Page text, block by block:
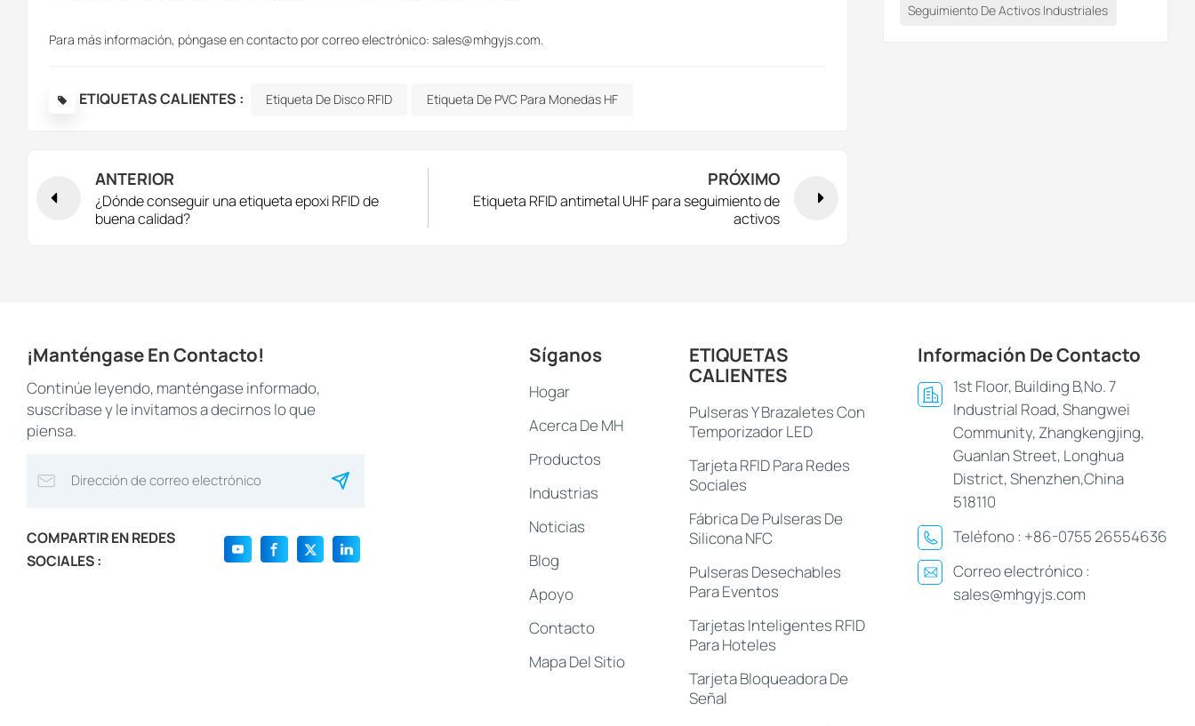
Seguimiento De Activos Industriales
Para más información, póngase en contacto por correo electrónico: sales@mhgyjs.com.
ETIQUETAS CALIENTES : Etiqueta De Disco RFID Etiqueta De PVC Para Monedas HF
ANTERIOR
¿Dónde conseguir una etiqueta epoxi RFID de
buena calidad?
PRÓXIMO
Etiqueta RFID antimetal UHF para seguimiento de
activos
¡Manténgase En Contacto!
Continúe leyendo, manténgase informado,
suscríbase y le invitamos a decirnos lo que
piensa.
COMPARTIR EN REDES
SOCIALES :
Información De Contacto
1st Floor, Building B,No. 7
Industrial Road, Shangwei
Community, Zhangkengjing,
Guanlan Street, Longhua
District, Shenzhen,China
518110
Teléfono : +86-0755 26554636
Correo electrónico :
sales@mhgyjs.com
ETIQUETAS
CALIENTES
Pulseras Y Brazaletes Con
Temporizador LED
Tarjeta RFID Para Redes
Sociales
Fábrica De Pulseras De
Silicona NFC
Pulseras Desechables
Para Eventos
Tarjetas Inteligentes RFID
Para Hoteles
Tarjeta Bloqueadora De
Señal
Síganos
Hogar
Acerca De MH
Productos
Industrias
Noticias
Blog
Apoyo
Contacto
Mapa Del Sitio